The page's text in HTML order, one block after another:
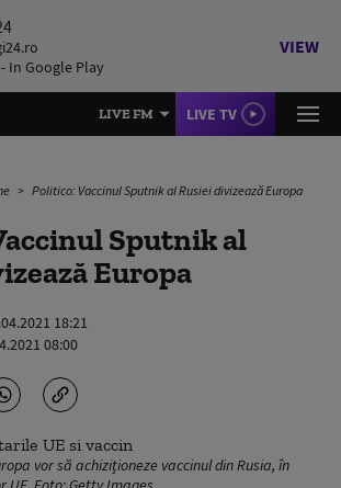
- In Google Play
VIEW
LIVE FM LIVE TV
Politico: Vaccinul Sputnik al Rusiei divizează Europa
Sputnik al
Europa
18:21
08:00
vor să achiziționeze vaccinul din Rusia, în